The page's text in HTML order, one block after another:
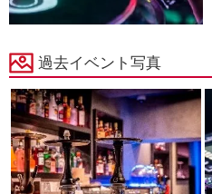
過去イベント写真